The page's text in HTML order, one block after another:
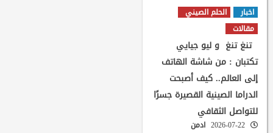
اخبار
الحلم الصيني
مقالات
تنغ تنغ و ليو جيايي
تكتبان : من شاشة الهاتف
إلى العالم.. كيف أصبحت
الدراما الصينية القصيرة جسرًا
للتواصل الثقافي
ادمن